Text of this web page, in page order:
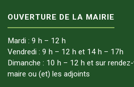
OUVERTURE DE LA MAIRIE
Mardi : 9 h – 12 h
Vendredi : 9 h – 12 h et 14 h – 17h
Dimanche : 10 h – 12 h et sur
maire ou (et) les adjoints